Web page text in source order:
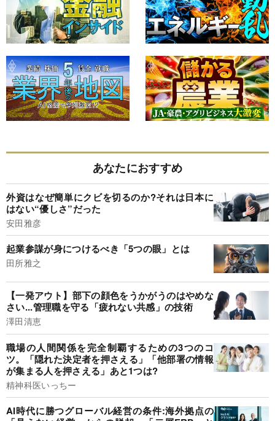
あなたにおすすめ
外資はなぜ簡単にクビを切るのか?それは日本に
はない“優しさ”だった
安田雅彦
起業参謀が身につけるべき「5つの眼」とは
田所雅之
【一発アウト】部下の顔色をうかがうのはやめな
さい...管理職を守る「疲れない共感」の技術
澤田清恵
職場の人間関係を完全制覇するための3つのコ
ツ。「隠れた決定者を押さえる」「他部署の情報
が集まる人を押さえる」あと1つは?
精神科医いっちー
AI時代に勝つグローバル経営の条件:海外拠点の